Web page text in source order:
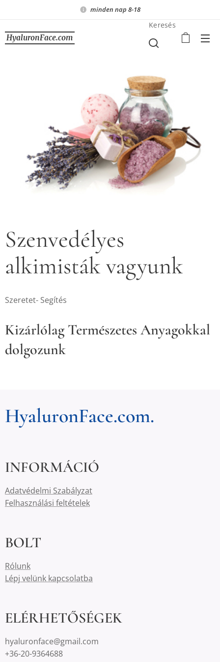
minden nap 8-18
HyaluronFace.com
Keresés
Szenvedélyes
alkimisták vagyunk
Szeretet- Segítés
Kizárlólag Természetes Anyagokkal
dolgozunk
HyaluronFace.com.
INFORMÁCIÓ
Adatvédelmi Szabályzat
Felhasználási feltételek
BOLT
Rólunk
Lépj velünk kapcsolatba
ELÉRHETŐSÉGEK
hyaluronface@gmail.com
+36-20-9364688